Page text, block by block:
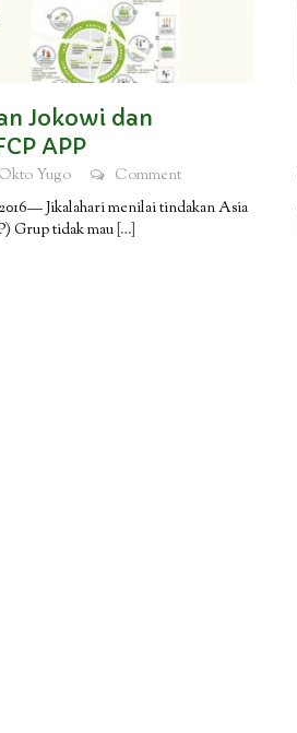
Jokowi dan
APP
Okto Yugo
Comment
Jikalahari menilai tindakan Asia
Grup tidak mau […]